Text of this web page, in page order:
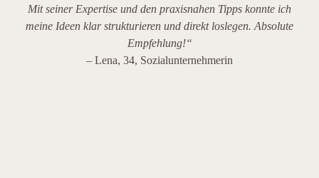
Mit seiner Expertise und den praxisnahen Tipps konnte ich
meine Ideen klar strukturieren und direkt loslegen. Absolute
Empfehlung!“
– Lena, 34, Sozialunternehmerin